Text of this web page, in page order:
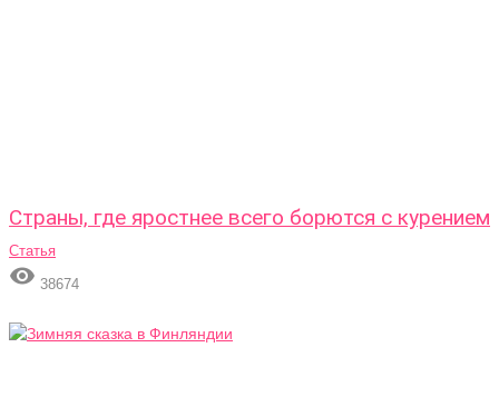
Страны, где яростнее всего борются с курением
Статья
 38674